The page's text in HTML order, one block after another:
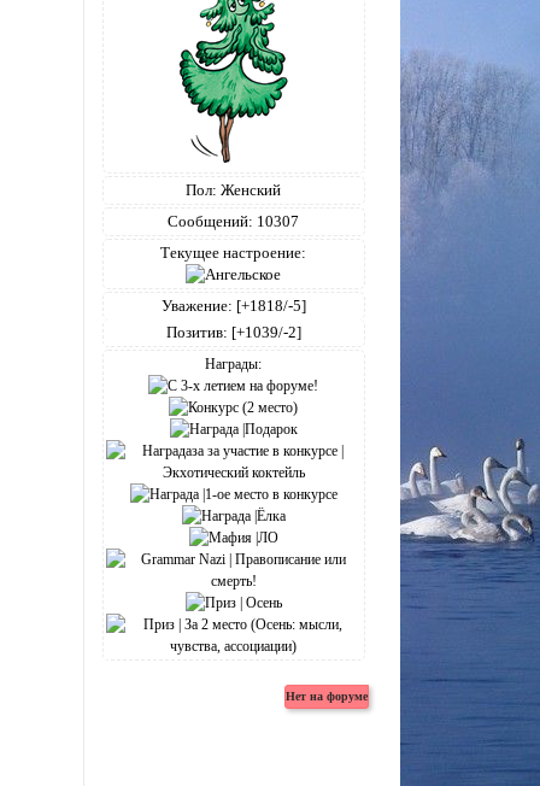
Пол: Женский
Сообщений: 10307
Текущее настроение:
Уважение: [+1818/-5]
Позитив: [+1039/-2]
Награды: